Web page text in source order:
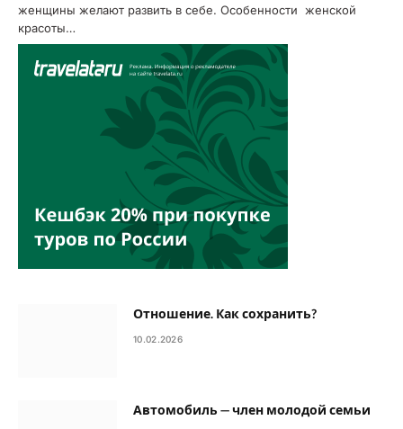
женщины желают развить в себе. Особенности женской
красоты…
Отношение. Как сохранить?
10.02.2026
Автомобиль — член молодой семьи